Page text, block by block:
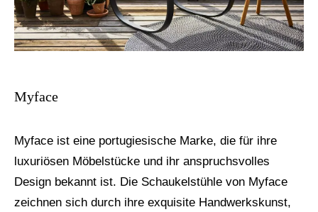
Myface
Myface ist eine portugiesische Marke, die für ihre
luxuriösen Möbelstücke und ihr anspruchsvolles
Design bekannt ist. Die Schaukelstühle von Myface
zeichnen sich durch ihre exquisite Handwerkskunst,